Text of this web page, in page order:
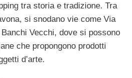
tra storia e tradizione. Tra
si snodano vie come Via
Vecchi, dove si possono
che propongono prodotti
d’arte.